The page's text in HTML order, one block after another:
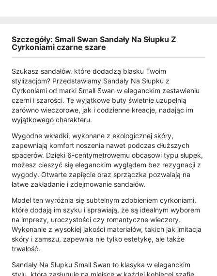
Szczegóły: Small Swan Sandały Na Słupku Z
Cyrkoniami czarne szare
Szukasz sandałów, które dodadzą blasku Twoim
stylizacjom? Przedstawiamy Sandały Na Słupku z
Cyrkoniami od marki Small Swan w eleganckim zestawieniu
czerni i szarości. Te wyjątkowe buty świetnie uzupełnią
zarówno wieczorowe, jak i codzienne kreacje, nadając im
wyjątkowego charakteru.
Wygodne wkładki, wykonane z ekologicznej skóry,
zapewniają komfort noszenia nawet podczas dłuższych
spacerów. Dzięki 6-centymetrowemu obcasowi typu słupek,
możesz cieszyć się eleganckim wyglądem bez rezygnacji z
wygody. Otwarte zapięcie oraz sprzączka pozwalają na
łatwe zakładanie i zdejmowanie sandałów.
Model ten wyróżnia się subtelnym zdobieniem cyrkoniami,
które dodają im szyku i sprawiają, że są idealnym wyborem
na imprezy, uroczystości czy romantyczne wieczory.
Wykonanie z wysokiej jakości materiałów, takich jak imitacja
skóry i zamszu, zapewnia nie tylko estetykę, ale także
trwałość.
Sandały Na Słupku Small Swan to klasyka w eleganckim
stylu, która zasługuje na miejsce w każdej kobiecej szafie.